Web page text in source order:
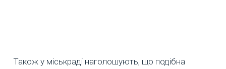
Також у міськраді наголошують, що подібна